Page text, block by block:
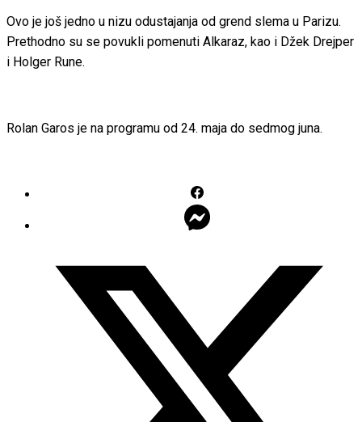
Ovo je još jedno u nizu odustajanja od grend slema u Parizu.
Prethodno su se povukli pomenuti Alkaraz, kao i Džek Drejper
i Holger Rune.
Rolan Garos je na programu od 24. maja do sedmog juna.